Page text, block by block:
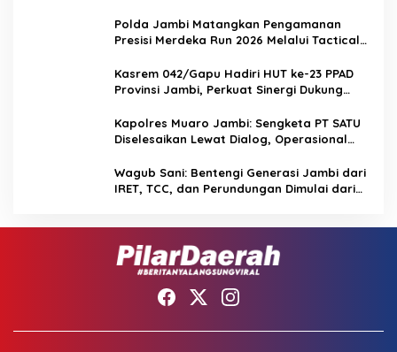
Polda Jambi Matangkan Pengamanan
Presisi Merdeka Run 2026 Melalui Tactical
Kasrem 042/Gapu Hadiri HUT ke-23 PPAD
Provinsi Jambi, Perkuat Sinergi Dukung
Kapolres Muaro Jambi: Sengketa PT SATU
Diselesaikan Lewat Dialog, Operasional
Wagub Sani: Bentengi Generasi Jambi dari
IRET, TCC, dan Perundungan Dimulai dari